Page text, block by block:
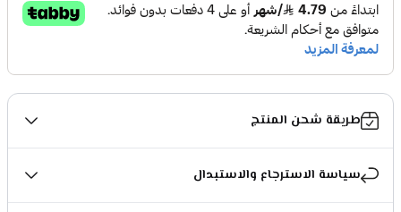
طريقة شحن المنتج
سياسة الاسترجاع والاستبدال